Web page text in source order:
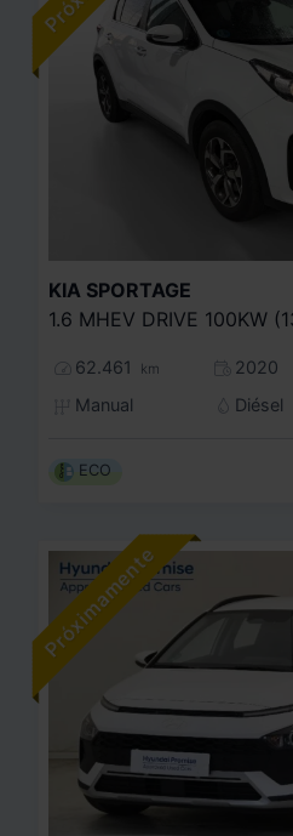
KIA SPORTAGE
62.461 km
2020
Manual
Diésel
ECO